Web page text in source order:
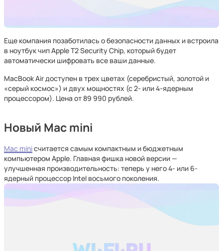
Еще компания позаботилась о безопасности данных и встроила
в ноутбук чип Apple T2 Security Chip, который будет
автоматически шифровать все ваши данные.
MacBook Air доступен в трех цветах (серебристый, золотой и
«серый космос») и двух мощностях (с 2- или 4-ядерным
процессором). Цена от 89 990 рублей.
Новый Mac mini
Mac miniсчитается самым компактным и бюджетным
компьютером Apple. Главная фишка новой версии —
улучшенная производительность: теперь у него 4- или 6-
ядерный процессор Intel восьмого поколения.